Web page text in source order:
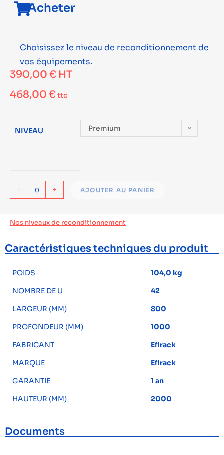
Acheter
Choisissez le niveau de reconditionnement de
vos équipements.
390,00 € HT
468,00 €ttc
NIVEAU Premium
- + AJOUTER AU PANIER
Nos niveaux de reconditionnement
Caractéristiques techniques du produit
POIDS
104,0 kg
NOMBRE DE U
42
LARGEUR (MM)
800
PROFONDEUR (MM)
1000
FABRICANT
Efirack
MARQUE
Efirack
GARANTIE
1 an
HAUTEUR (MM)
2000
Documents